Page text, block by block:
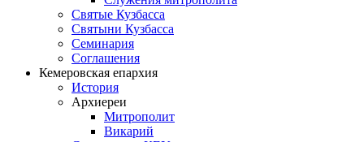
Святые Кузбасса
Святыни Кузбасса
Семинария
Соглашения
Кемеровская епархия
История
Архиереи
Митрополит
Викарий